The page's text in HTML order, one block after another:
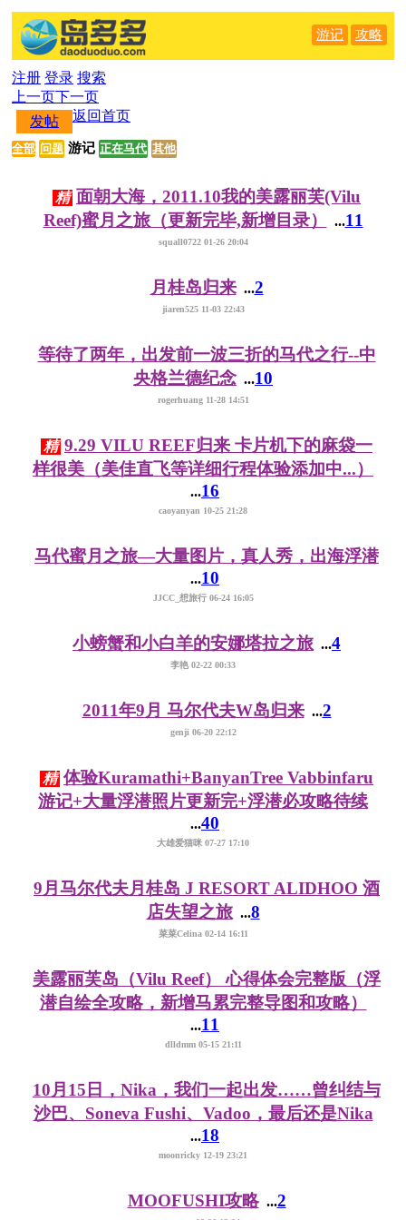
攻略
游记
注册 登录 搜索
上一页下一页
返回首页
发帖
全部 问题 游记 正在马代 其他
精 面朝大海，2011.10我的美露丽芙(Vilu
Reef)蜜月之旅（更新完毕,新增目录）
...11
squall0722 01-26 20:04
月桂岛归来 ...2
jiaren525 11-03 22:43
等待了两年，出发前一波三折的马代之行--中
央格兰德纪念 ...10
rogerhuang 11-28 14:51
精 9.29 VILU REEF归来 卡片机下的麻袋一
样很美（美佳直飞等详细行程体验添加中...）
...16
caoyanyan 10-25 21:28
马代蜜月之旅—大量图片，真人秀，出海浮潜
...10
JJCC_想旅行 06-24 16:05
小螃蟹和小白羊的安娜塔拉之旅 ...4
李艳 02-22 00:33
2011年9月 马尔代夫W岛归来 ...2
genji 06-20 22:12
精 体验Kuramathi+BanyanTree Vabbinfaru
游记+大量浮潜照片更新完+浮潜必攻略待续
...40
大雄爱猫咪 07-27 17:10
9月马尔代夫月桂岛 J RESORT ALIDHOO 酒
店失望之旅 ...8
菜菜Celina 02-14 16:11
美露丽芙岛（Vilu Reef） 心得体会完整版（浮
潜自绘全攻略，新增马累完整导图和攻略）
...11
dlldmm 05-15 21:11
10月15日，Nika，我们一起出发……曾纠结与
沙巴、Soneva Fushi、Vadoo，最后还是Nika
...18
moonricky 12-19 23:21
MOOFUSHI攻略 ...2